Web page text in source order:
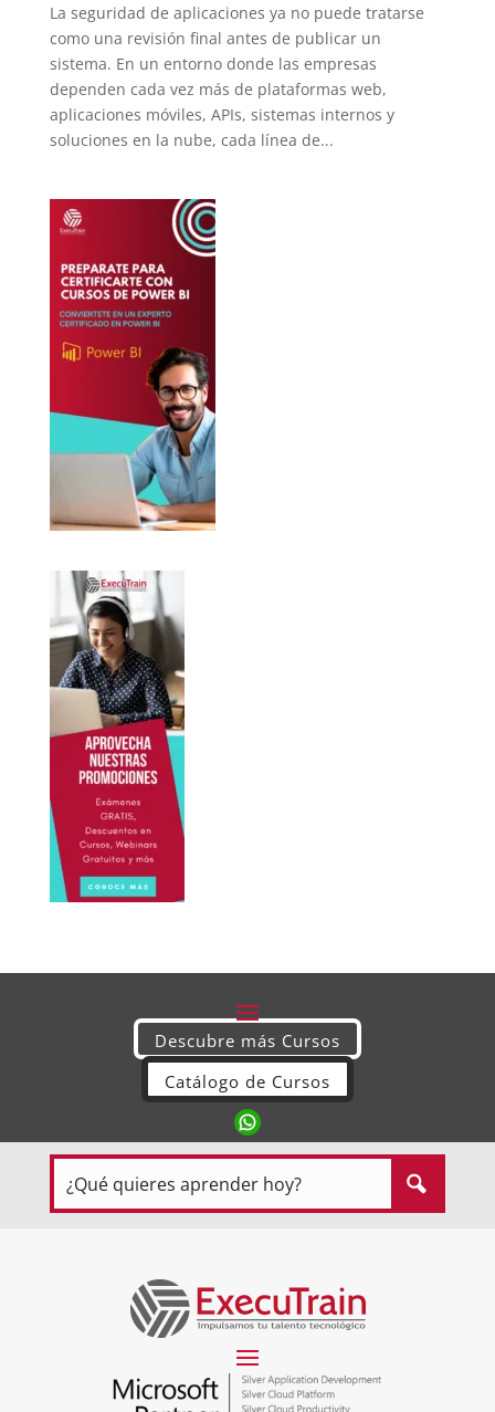
La seguridad de aplicaciones ya no puede tratarse
como una revisión final antes de publicar un
sistema. En un entorno donde las empresas
dependen cada vez más de plataformas web,
aplicaciones móviles, APIs, sistemas internos y
soluciones en la nube, cada línea de...
Descubre más Cursos
Catálogo de Cursos